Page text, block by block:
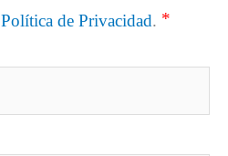
Política de Privacidad. *